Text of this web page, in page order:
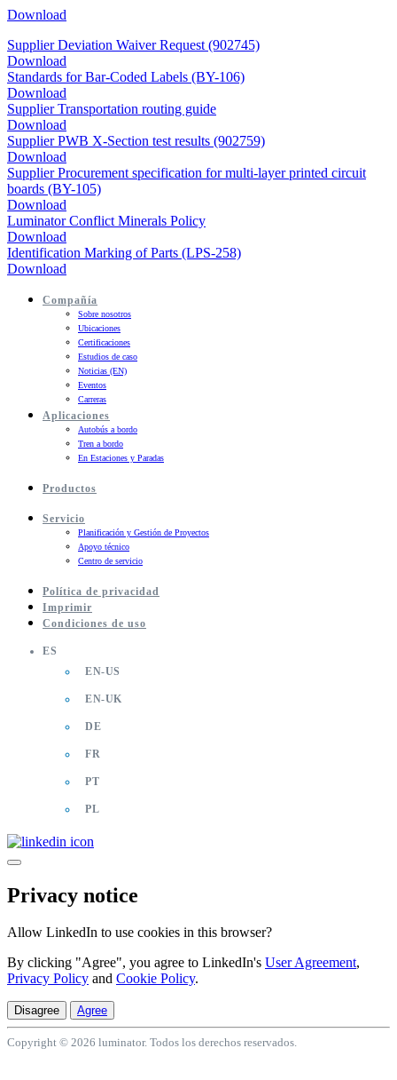
Download
Supplier Deviation Waiver Request (902745)
Download
Standards for Bar-Coded Labels (BY-106)
Download
Supplier Transportation routing guide
Download
Supplier PWB X-Section test results (902759)
Download
Supplier Procurement specification for multi-layer printed circuit
boards (BY-105)
Download
Luminator Conflict Minerals Policy
Download
Identification Marking of Parts (LPS-258)
Download
Compañía
Sobre nosotros
Ubicaciones
Certificaciones
Estudios de caso
Noticias (EN)
Eventos
Carreras
Aplicaciones
Autobús a bordo
Tren a bordo
En Estaciones y Paradas
Productos
Servicio
Planificación y Gestión de Proyectos
Apoyo técnico
Centro de servicio
Política de privacidad
Imprimir
Condiciones de uso
ES
EN-US
EN-UK
DE
FR
PT
PL
Privacy notice
Allow LinkedIn to use cookies in this browser?
By clicking "Agree", you agree to LinkedIn's User Agreement,
Privacy Policy and Cookie Policy.
Disagree Agree
Copyright © 2026 luminator. Todos los derechos reservados.